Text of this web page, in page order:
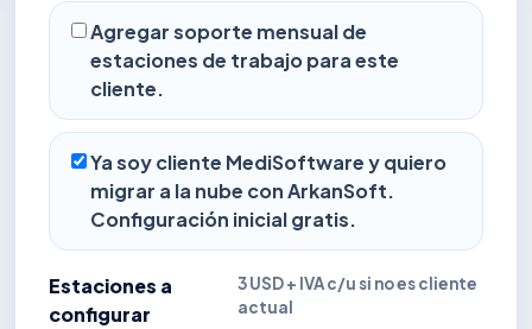
Agregar soporte mensual de
estaciones de trabajo para este
cliente.
Ya soy cliente MediSoftware y quiero
migrar a la nube con ArkanSoft.
Configuración inicial gratis.
Estaciones a
configurar
3 USD + IVA c/u si no es cliente
actual